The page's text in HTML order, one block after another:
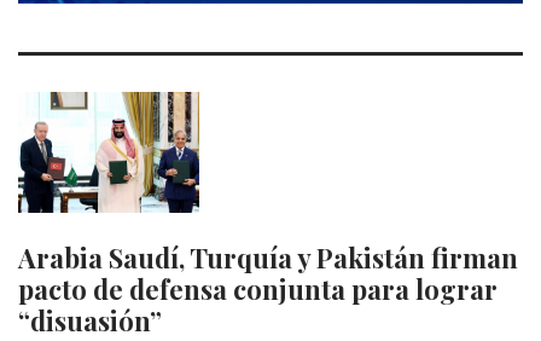
Arabia Saudí, Turquía y Pakistán firman
pacto de defensa conjunta para lograr
“disuasión”